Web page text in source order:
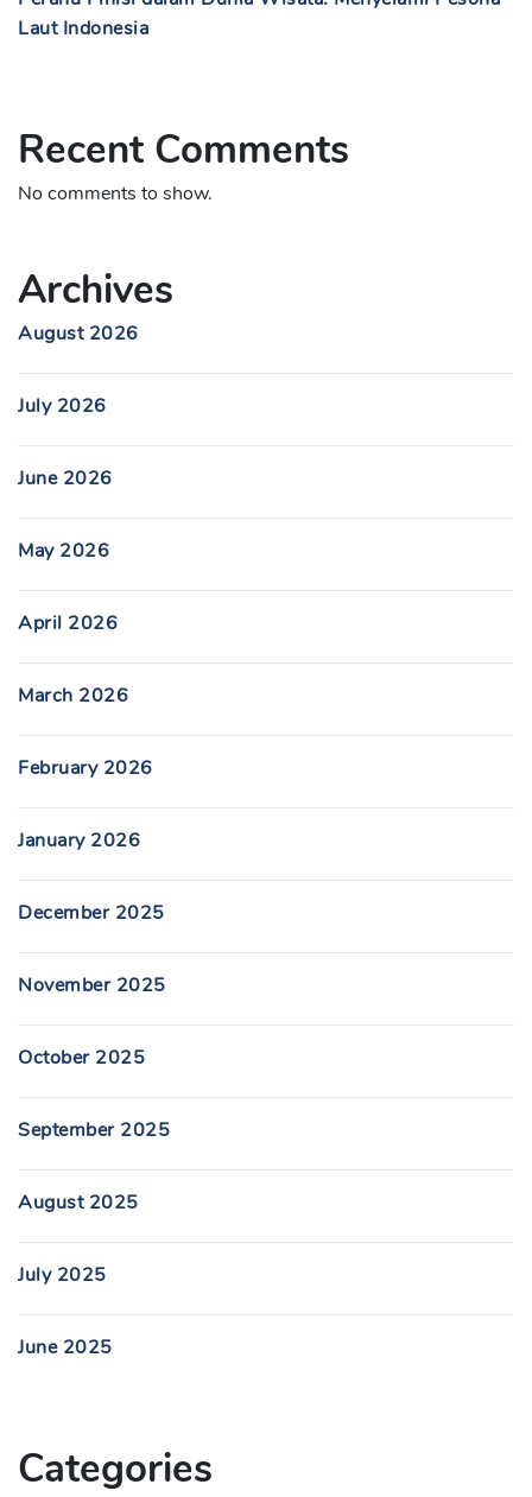
Laut Indonesia
Recent Comments
No comments to show.
Archives
August 2026
July 2026
June 2026
May 2026
April 2026
March 2026
February 2026
January 2026
December 2025
November 2025
October 2025
September 2025
August 2025
July 2025
June 2025
Categories